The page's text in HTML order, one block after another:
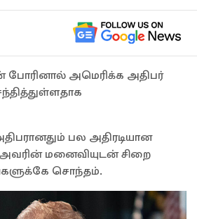
போரினால் அமெரிக்க அதிபர்
பல அதிரடியான
அவரின் மனைவியுடன் சிறை
சொந்தம்.